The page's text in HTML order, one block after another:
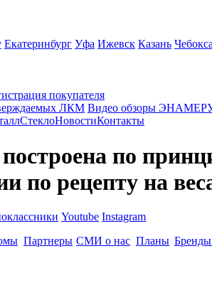
Екатеринбург Уфа Ижевск Казань
покупателя
ЛКМ Видео обзоры
СтеклоНовостиКонтакты
по
по рецепту на
Youtube Instagram
Партнеры СМИ о нас Планы